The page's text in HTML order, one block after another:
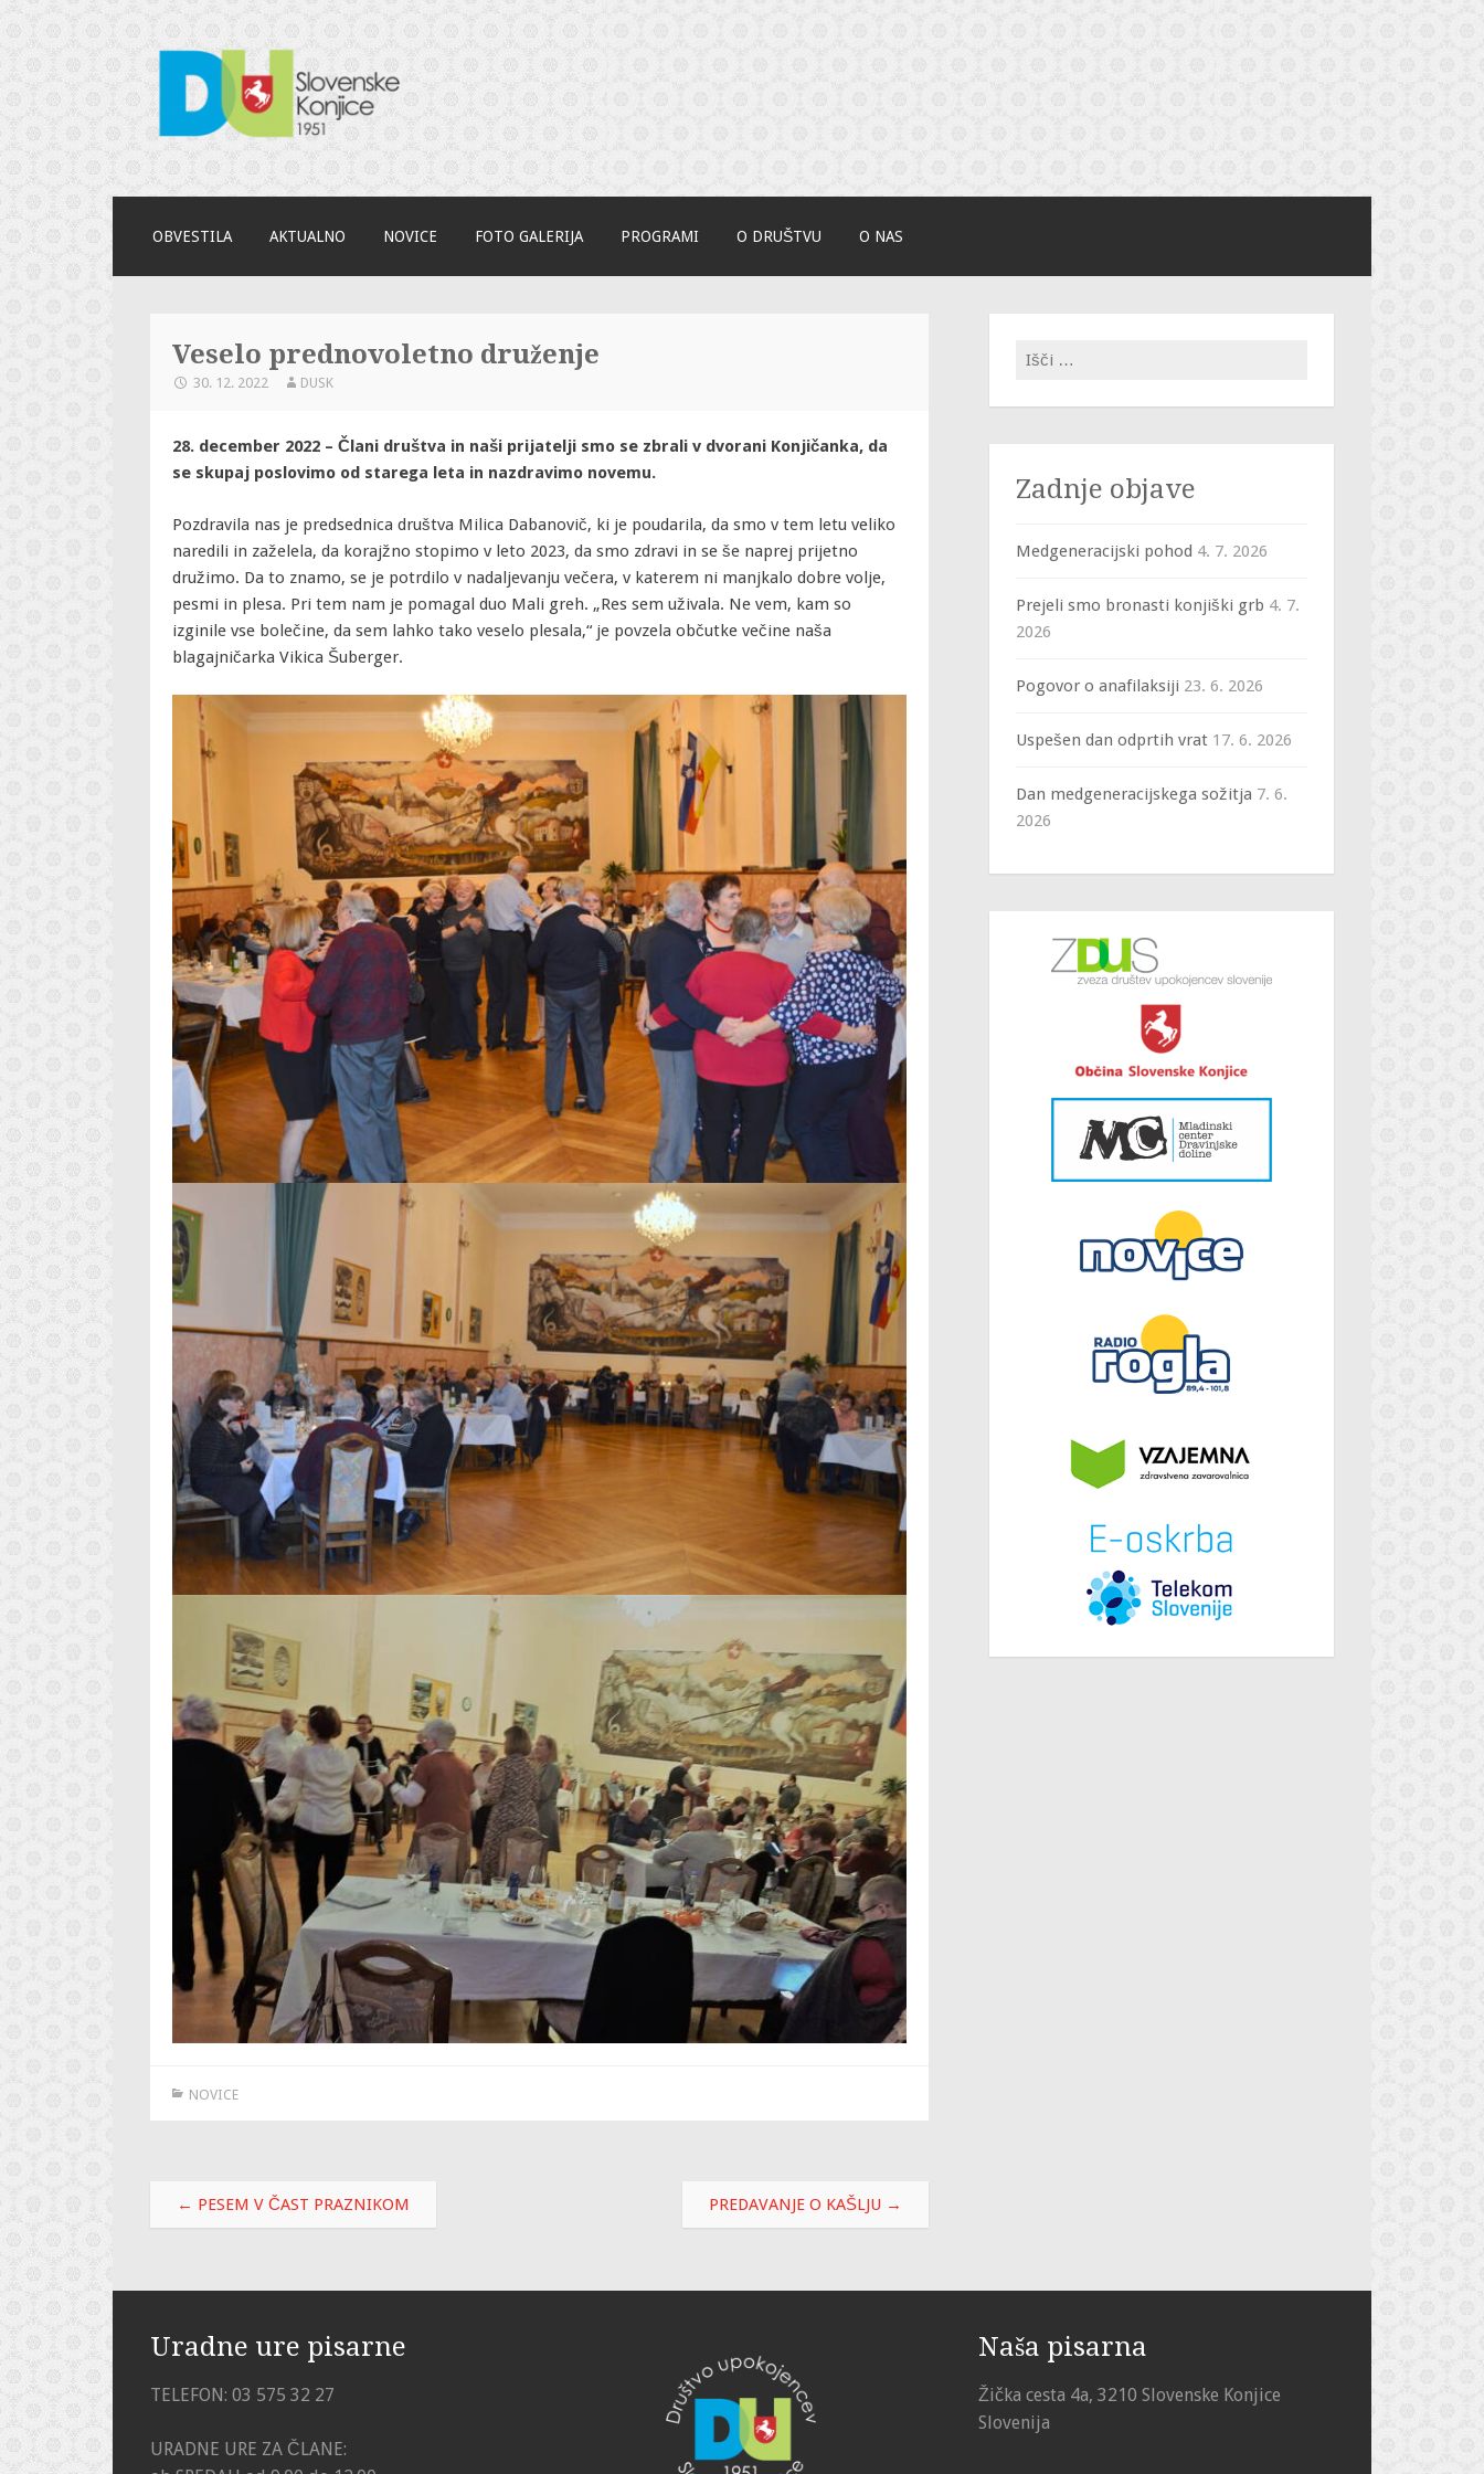
DU Slovenske Konjice
CONTENT
OBVESTILA AKTUALNO NOVICE FOTO GALERIJA PROGRAMI O DRUŠTVU O NAS
Veselo prednovoletno druženje
30. 12. 2022 DUSK
28. december 2022 – Člani društva in naši prijatelji smo se zbrali v dvorani Konjičanka, da
se skupaj poslovimo od starega leta in nazdravimo novemu.
Pozdravila nas je predsednica društva Milica Dabanovič, ki je poudarila, da smo v tem letu veliko
naredili in zaželela, da korajžno stopimo v leto 2023, da smo zdravi in se še naprej prijetno
družimo. Da to znamo, se je potrdilo v nadaljevanju večera, v katerem ni manjkalo dobre volje,
pesmi in plesa. Pri tem nam je pomagal duo Mali greh. „Res sem uživala. Ne vem, kam so
izginile vse bolečine, da sem lahko tako veselo plesala,“ je povzela občutke večine naša
blagajničarka Vikica Šuberger.
NOVICE
Post
navigation
← PESEM V ČAST PRAZNIKOM PREDAVANJE O KAŠLJU →
Išči:
Zadnje objave
Medgeneracijski pohod 4. 7. 2026
Prejeli smo bronasti konjiški grb 4. 7.
2026
Pogovor o anafilaksiji 23. 6. 2026
Uspešen dan odprtih vrat 17. 6. 2026
Dan medgeneracijskega sožitja 7. 6.
2026
Uradne ure pisarne
TELEFON: 03 575 32 27
URADNE URE ZA ČLANE:
Naša pisarna
Žička cesta 4a, 3210 Slovenske Konjice
Slovenija